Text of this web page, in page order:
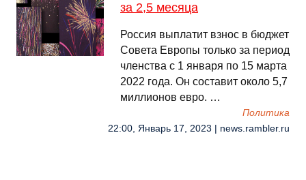
за 2,5 месяца
Россия выплатит взнос в бюджет
Совета Европы только за период
членства с 1 января по 15 марта
2022 года. Он составит около 5,7
миллионов евро. …
Политика
22:00, Январь 17, 2023 | news.rambler.ru